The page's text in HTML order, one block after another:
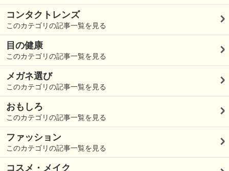
コンタクトレンズ
このカテゴリの記事一覧を見る
目の健康
このカテゴリの記事一覧を見る
メガネ選び
このカテゴリの記事一覧を見る
おもしろ
このカテゴリの記事一覧を見る
ファッション
このカテゴリの記事一覧を見る
コスメ・メイク